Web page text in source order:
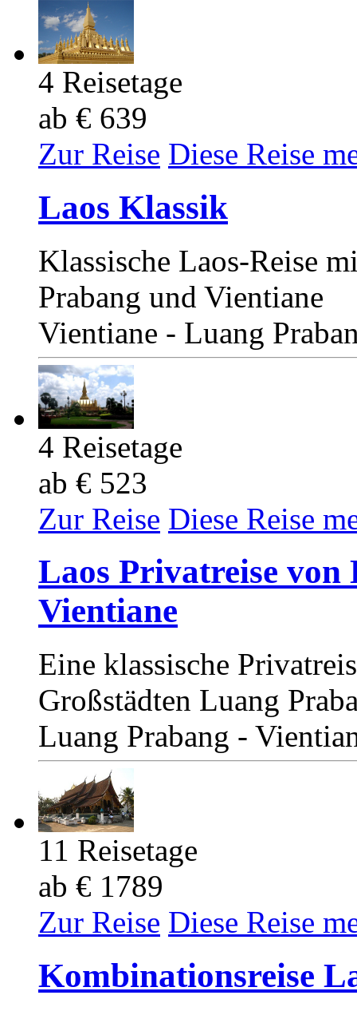
4 Reisetage
ab € 639
Zur Reise Diese Reise
Laos Klassik
Klassische Laos-Reise
Prabang und Vientiane
Vientiane - Luang
4 Reisetage
ab € 523
Zur Reise Diese Reise
Laos Privatreise von
Vientiane
Eine klassische
Großstädten Luang
Luang Prabang -
11 Reisetage
ab € 1789
Zur Reise Diese Reise
Kombinationsreise